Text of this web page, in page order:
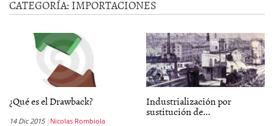
CATEGORÍA: IMPORTACIONES
¿Qué es el Drawback?
14 Dic 2015 Nicolas Rombiola
Industrialización por
sustitución de...